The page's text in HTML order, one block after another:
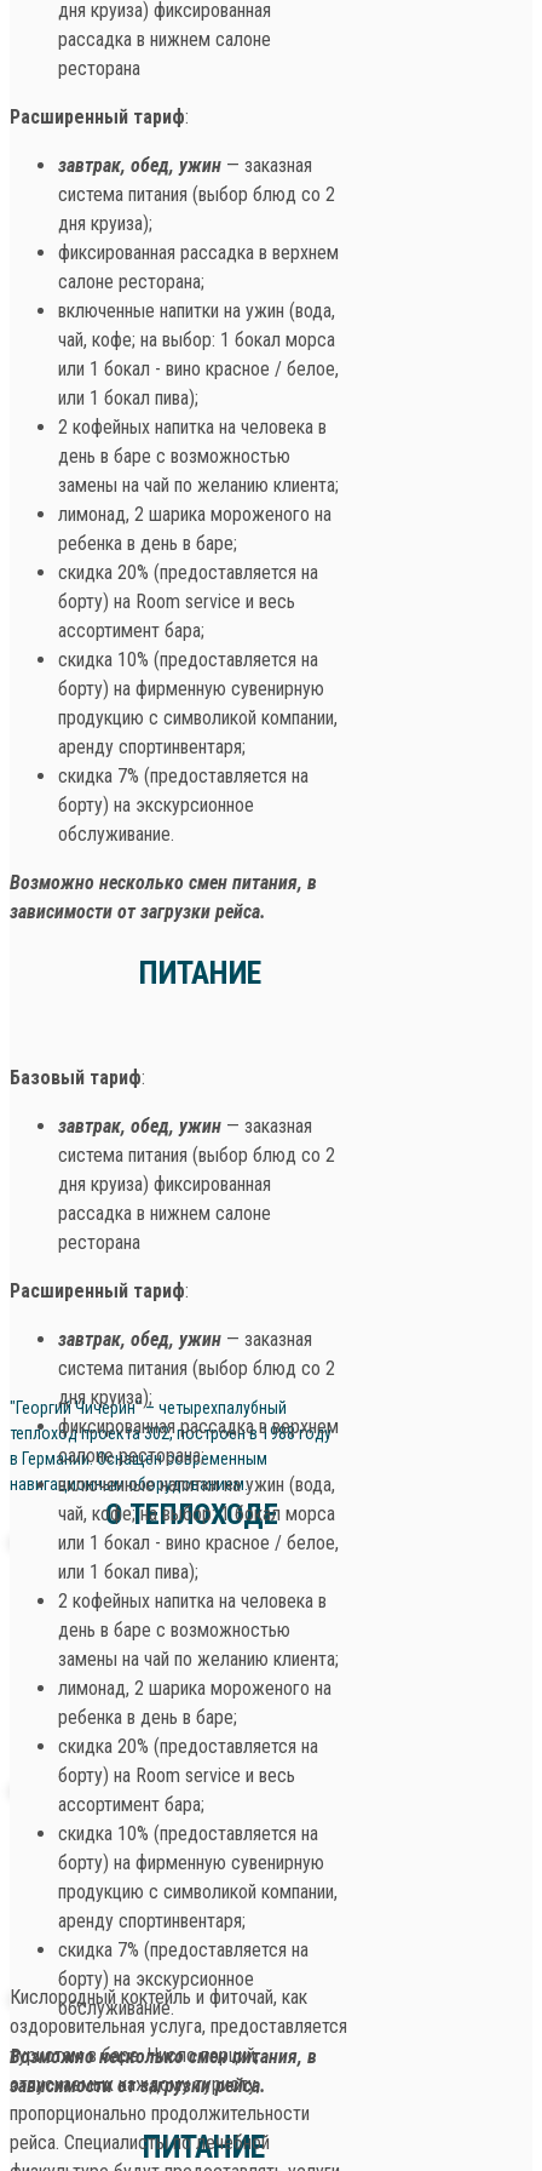
"Георгий Чичерин" – четырехпалубный
теплоход проекта 302, построен в 1988 году
в Германии. Оснащен современным
навигационным оборудованием.
О ТЕПЛОХОДЕ
дня круиза) фиксированная
рассадка в нижнем салоне
ресторана
Расширенный тариф:
завтрак, обед, ужин — заказная
система питания (выбор блюд со 2
дня круиза);
фиксированная рассадка в верхнем
салоне ресторана;
включенные напитки на ужин (вода,
чай, кофе; на выбор: 1 бокал морса
или 1 бокал - вино красное / белое,
или 1 бокал пива);
2 кофейных напитка на человека в
день в баре с возможностью
замены на чай по желанию клиента;
лимонад, 2 шарика мороженого на
ребенка в день в баре;
скидка 20% (предоставляется на
борту) на Room service и весь
ассортимент бара;
скидка 10% (предоставляется на
борту) на фирменную сувенирную
продукцию с символикой компании,
аренду спортинвентаря;
скидка 7% (предоставляется на
борту) на экскурсионное
обслуживание.
Возможно несколько смен питания, в
зависимости от загрузки рейса.
ПИТАНИЕ
Базовый тариф:
завтрак, обед, ужин — заказная
система питания (выбор блюд со 2
дня круиза) фиксированная
рассадка в нижнем салоне
ресторана
Расширенный тариф:
завтрак, обед, ужин — заказная
система питания (выбор блюд со 2
дня круиза);
фиксированная рассадка в верхнем
салоне ресторана;
включенные напитки на ужин (вода,
чай, кофе; на выбор: 1 бокал морса
или 1 бокал - вино красное / белое,
или 1 бокал пива);
2 кофейных напитка на человека в
день в баре с возможностью
замены на чай по желанию клиента;
лимонад, 2 шарика мороженого на
ребенка в день в баре;
скидка 20% (предоставляется на
борту) на Room service и весь
ассортимент бара;
скидка 10% (предоставляется на
борту) на фирменную сувенирную
продукцию с символикой компании,
аренду спортинвентаря;
скидка 7% (предоставляется на
борту) на экскурсионное
обслуживание.
Возможно несколько смен питания, в
зависимости от загрузки рейса.
ПИТАНИЕ
Кислородный коктейль и фиточай, как
оздоровительная услуга, предоставляется
туристам в баре. Число порций,
отпускаемых каждому туристу,
пропорционально продолжительности
рейса. Специалисты по лечебной